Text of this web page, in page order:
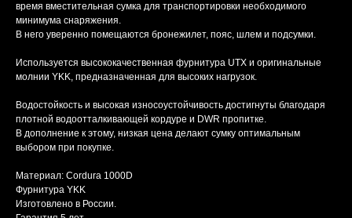
время вместительная сумка для транспортировки необходимого
минимума снаряжения.
В него уверенно помещаются бронежилет, пояс, шлем и подсумки.
Используется высококачественная фурнитура UTX и оригинальные
молнии YKK, предназначенная для высоких нагрузок.
Водостойкость и высокая износоустойчивость достигнуты благодаря
плотной водоотталкивающей кордуре и DWR пропитке.
В дополнение к этому, низкая цена делают сумку оптимальным
выбором при покупке.
Материал: Cordura 1000D
Фурнитура YKK
Изготовлено в России.